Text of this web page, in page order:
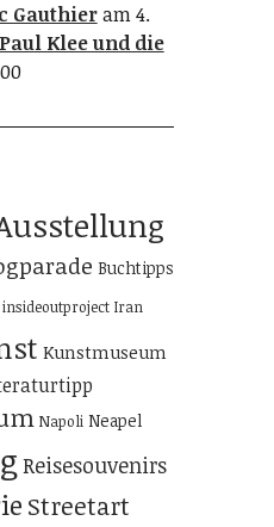
Gauthieram 4.
Klee und die
Buchtipps
insideoutproject Iran
Kunstmuseum
Napoli Neapel
Reisesouvenirs
Streetart